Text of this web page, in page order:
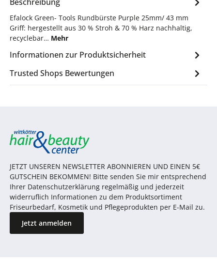
Efalock Green- Tools Rundbürste Purple 25mm/ 43 mm
Griff: hergestellt aus 30 % Stroh & 70 % Harz nachhaltig,
recyclebar… Mehr
Informationen zur Produktsicherheit
Trusted Shops Bewertungen
JETZT UNSEREN NEWSLETTER ABONNIEREN UND EINEN 5€
GUTSCHEIN BEKOMMEN! Bitte senden Sie mir entsprechend
Ihrer Datenschutzerklärung regelmäßig und jederzeit
widerruflich Informationen zu dem Produktsortiment
Friseurbedarf, Kosmetik und Pflegeprodukten per E-Mail zu.
Jetzt anmelden